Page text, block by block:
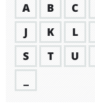
A B C
J
K L
S
T U